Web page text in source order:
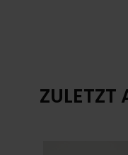
ZULETZT